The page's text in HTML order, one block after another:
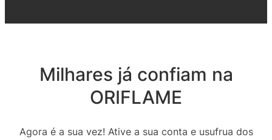
Milhares já confiam na
ORIFLAME
Agora é a sua vez! Ative a sua conta e usufrua dos